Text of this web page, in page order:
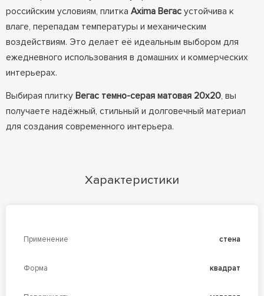
российским условиям, плитка Axima Вегасустойчива к
влаге, перепадам температуры и механическим
воздействиям. Это делает её идеальным выбором для
ежедневного использования в домашних и коммерческих
интерьерах.
Выбирая плитку Вегас темно-серая матовая 20x20, вы
получаете надёжный, стильный и долговечный материал
для создания современного интерьера.
Характеристики
Применение стена
Форма квадрат